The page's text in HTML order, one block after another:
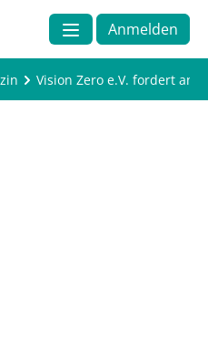
Anmelden
Vision Zero e.V. fordert